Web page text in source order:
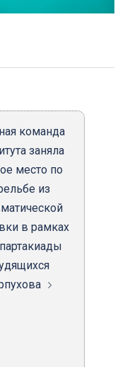
команда
заняла
место по
из
в рамках